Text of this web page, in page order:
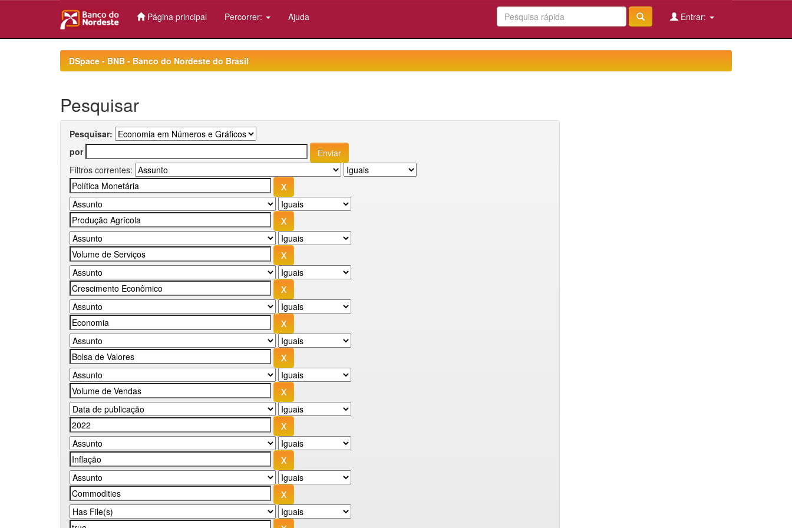
Página principal Percorrer: Ajuda Entrar:
DSpace - BNB - Banco do Nordeste do Brasil
Pesquisar
Pesquisar:
por
Filtros correntes: